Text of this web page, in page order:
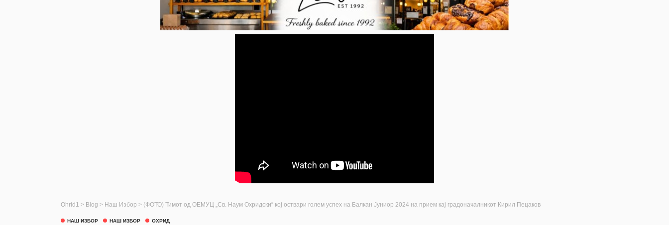
Ohrid1 > Blog > Наш Избор > (ФОТО) Тимот од ОЕМУЦ „Св. Наум Охридски“ кој оствари голем успех на Балкан Јуниор 2024 на прием кај градоначалникот Кирил Пецаков
НАШ ИЗБОР НАШ ИЗБОР ОХРИД